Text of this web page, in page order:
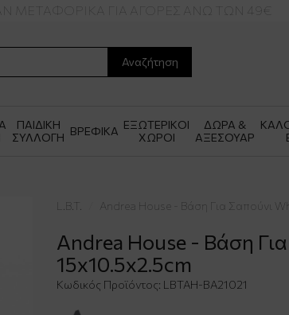
ΜΕΤΑΦΟΡΙΚΑ ΓΙΑ ΑΓΟΡΕΣ ΑΝΩ ΤΩΝ 49€
Αναζήτηση
ΠΑΙΔΙΚΗ
ΣΥΛΛΟΓΗ ΒΡΕΦΙΚΑ ΕΞΩΤΕΡΙΚΟΙ
ΧΩΡΟΙ
ΔΩΡΑ &
ΑΞΕΣΟΥΑΡ
L.B.T. Andrea House - Βάση Για Σαπούνι
Andrea House - Βάση
15x10.5x2.5cm
Κωδικός Προϊόντος: LBTAH-BA21021